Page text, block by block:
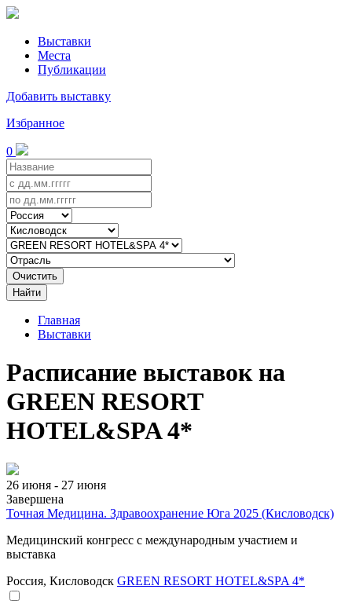
Выставки
Места
Публикации
Добавить выставку
Избранное
0
Очистить
Найти
Главная
Выставки
Расписание выставок на
GREEN RESORT
HOTEL&SPA 4*
26 июня - 27 июня
Завершена
Точная Медицина. Здравоохранение Юга 2025 (Кисловодск)
Медицинский конгресс с международным участием и
выставка
Россия, Кисловодск GREEN RESORT HOTEL&SPA 4*